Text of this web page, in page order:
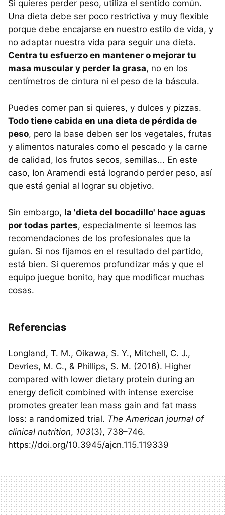
Si quieres perder peso, utiliza el sentido común.
Una dieta debe ser poco restrictiva y muy flexible
porque debe encajarse en nuestro estilo de vida, y
no adaptar nuestra vida para seguir una dieta.
Centra tu esfuerzo en mantener o mejorar tu
masa muscular y perder la grasa, no en los
centímetros de cintura ni el peso de la báscula.
Puedes comer pan si quieres, y dulces y pizzas.
Todo tiene cabida en una dieta de pérdida de
peso, pero la base deben ser los vegetales, frutas
y alimentos naturales como el pescado y la carne
de calidad, los frutos secos, semillas... En este
caso, Ion Aramendi está logrando perder peso, así
que está genial al lograr su objetivo.
Sin embargo, la 'dieta del bocadillo' hace aguas
por todas partes, especialmente si leemos las
recomendaciones de los profesionales que la
guían. Si nos fijamos en el resultado del partido,
está bien. Si queremos profundizar más y que el
equipo juegue bonito, hay que modificar muchas
cosas.
Referencias
Longland, T. M., Oikawa, S. Y., Mitchell, C. J.,
Devries, M. C., & Phillips, S. M. (2016). Higher
compared with lower dietary protein during an
energy deficit combined with intense exercise
promotes greater lean mass gain and fat mass
loss: a randomized trial. The American journal of
clinical nutrition, 103(3), 738–746.
https://doi.org/10.3945/ajcn.115.119339